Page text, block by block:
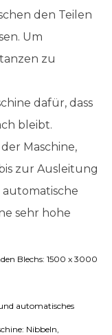
den Teilen
Um
zu
dafür, dass
bleibt.
Maschine,
zur Ausleitung
automatische
sehr hohe
Blechs: 1500 x 3000
automatisches
Nibbeln,